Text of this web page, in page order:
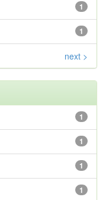
1
1
next >
1
1
1
1